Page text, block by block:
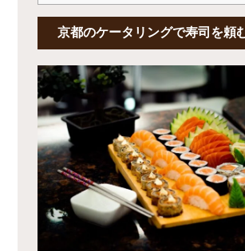
京都のケータリングで寿司を頼